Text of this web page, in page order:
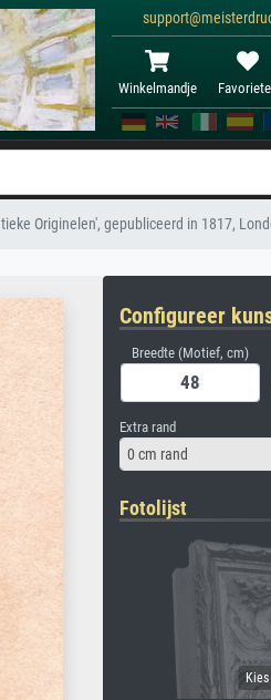
Winkelmandje
Originelen', gepubliceerd in 1817,
Configureer
Breedte (Motief, cm)
Extra rand
0 cm rand
Fotolijst